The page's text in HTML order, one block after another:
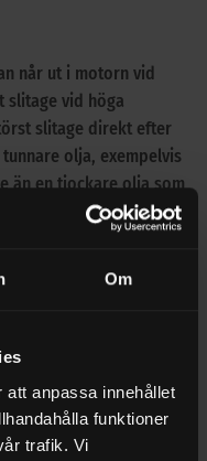
Om
att anpassa innehållet
funktioner
trafik. Vi
når ut i motorn vid
slitage vid höga
slitage direkt efter
olja, exempelvis
än en tjockare olja som
motorer kräver
om motorn inte är
till att oljetrycket
kan en för tjock olja
leder till dålig